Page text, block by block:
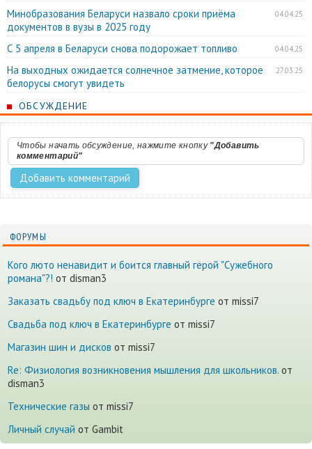
04.04.25
Минобразования Беларуси назвало сроки приёма
документов в вузы в 2025 году
04.04.25
С 5 апреля в Беларуси снова подорожает топливо
27.03.25
На выходных ожидается солнечное затмение, которое
белорусы смогут увидеть
ОБСУЖДЕНИЕ
Чтобы начать обсуждение, нажмите кнопку "Добавить
комментарий"
ФОРУМЫ
Кого люто ненавидит и боится главный герой "Сужебного
романа"?! от disman3
Заказать свадьбу под ключ в Екатеринбурге от missi7
Cвадьба под ключ в Екатеринбурге от missi7
Магазин шин и дисков от missi7
Re: Физиология возникновения мышления для школьников. от
disman3
Технические газы от missi7
Личный случай от Gambit